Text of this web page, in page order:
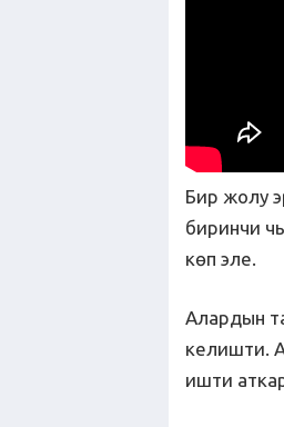
Бир жолу
биринчи
көп эле.
Алардын
келишти.
ишти